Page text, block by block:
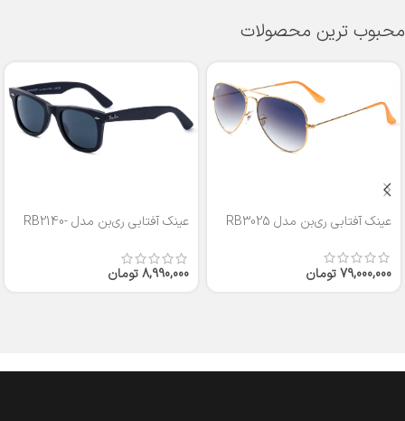
محبوب ترین محصولات
عینک آفتابی ری‌بن مدل RB3025
79,000,000تومان
عینک آفتابی ری‌بن مدل RB2140-
8,990,000تومان